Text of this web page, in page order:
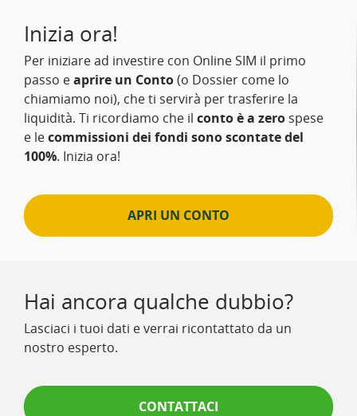
Inizia ora!
Per iniziare ad investire con Online SIM il primo
passo eaprire un Conto(o Dossier come lo
chiamiamo noi), che ti servirà per trasferire la
liquidità. Ti ricordiamo che il conto è a zero spese
e lecommissioni dei fondi sono scontate del
100%. Inizia ora!
APRI UN CONTO
Hai ancora qualche dubbio?
Lasciaci i tuoi dati e verrai ricontattato da un
nostro esperto.
CONTATTACI